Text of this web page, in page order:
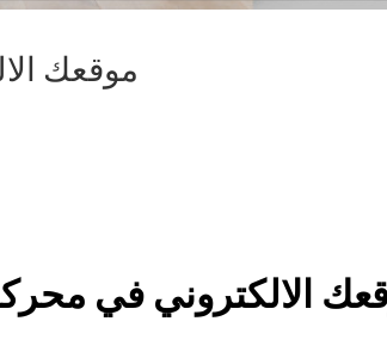
موقعك
الالكتروني في